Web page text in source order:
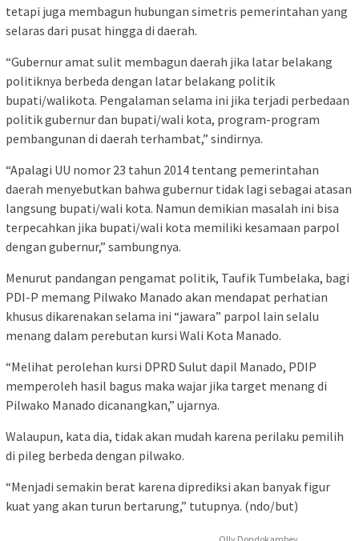
tetapi juga membagun hubungan simetris pemerintahan yang
selaras dari pusat hingga di daerah.
“Gubernur amat sulit membagun daerah jika latar belakang
politiknya berbeda dengan latar belakang politik
bupati/walikota. Pengalaman selama ini jika terjadi perbedaan
politik gubernur dan bupati/wali kota, program-program
pembangunan di daerah terhambat,” sindirnya.
“Apalagi UU nomor 23 tahun 2014 tentang pemerintahan
daerah menyebutkan bahwa gubernur tidak lagi sebagai atasan
langsung bupati/wali kota. Namun demikian masalah ini bisa
terpecahkan jika bupati/wali kota memiliki kesamaan parpol
dengan gubernur,” sambungnya.
Menurut pandangan pengamat politik, Taufik Tumbelaka, bagi
PDI-P memang Pilwako Manado akan mendapat perhatian
khusus dikarenakan selama ini “jawara” parpol lain selalu
menang dalam perebutan kursi Wali Kota Manado.
“Melihat perolehan kursi DPRD Sulut dapil Manado, PDIP
memperoleh hasil bagus maka wajar jika target menang di
Pilwako Manado dicanangkan,” ujarnya.
Walaupun, kata dia, tidak akan mudah karena perilaku pemilih
di pileg berbeda dengan pilwako.
“Menjadi semakin berat karena diprediksi akan banyak figur
kuat yang akan turun bertarung,” tutupnya. (ndo/but)